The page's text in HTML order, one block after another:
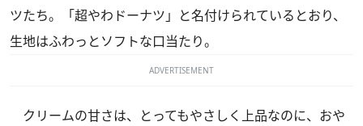
ツたち。「超やわドーナツ」と名付けられているとおり、
生地はふわっとソフトな口当たり。
ADVERTISEMENT
クリームの甘さは、とってもやさしく上品なのに、おや